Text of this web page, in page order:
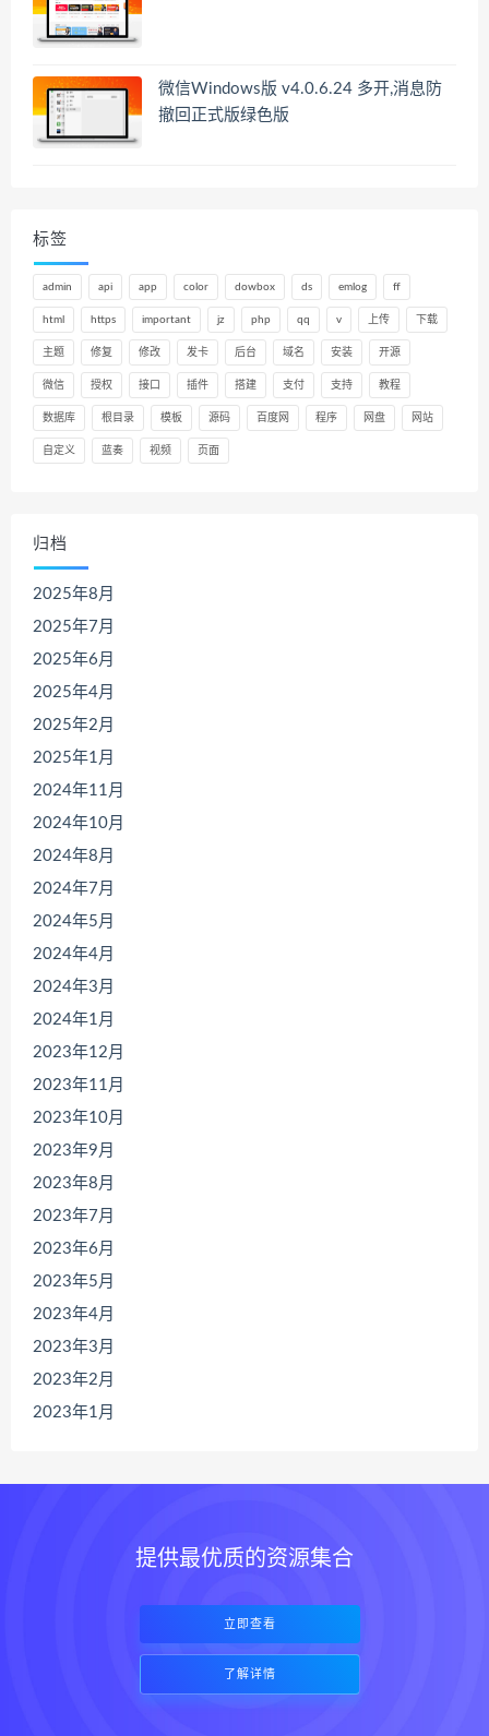
微信Windows版 v4.0.6.24 多开,消息防
撤回正式版绿色版
标签
admin api app color dowbox ds emlog ff
html https important jz php qq v 上传 下载
主题 修复 修改 发卡 后台 域名 安装 开源
微信 授权 接口 插件 搭建 支付 支持 教程
数据库 根目录 模板 源码 百度网 程序 网盘 网站
自定义 蓝奏 视频 页面
归档
2025年8月
2025年7月
2025年6月
2025年4月
2025年2月
2025年1月
2024年11月
2024年10月
2024年8月
2024年7月
2024年5月
2024年4月
2024年3月
2024年1月
2023年12月
2023年11月
2023年10月
2023年9月
2023年8月
2023年7月
2023年6月
2023年5月
2023年4月
2023年3月
2023年2月
2023年1月
提供最优质的资源集合
立即查看
了解详情